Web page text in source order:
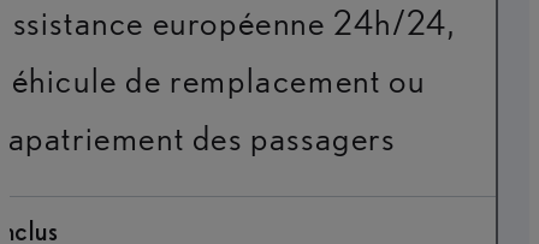
européenne 24h/24,
de remplacement ou
des passagers